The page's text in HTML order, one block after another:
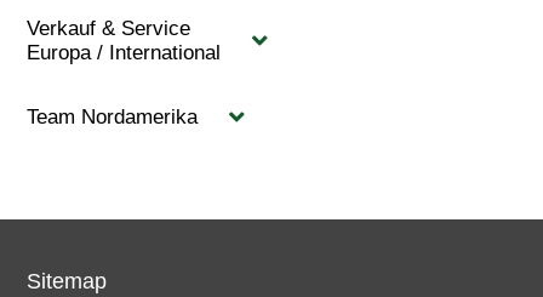
Verkauf & Service
Europa / International
Team Nordamerika
Sitemap